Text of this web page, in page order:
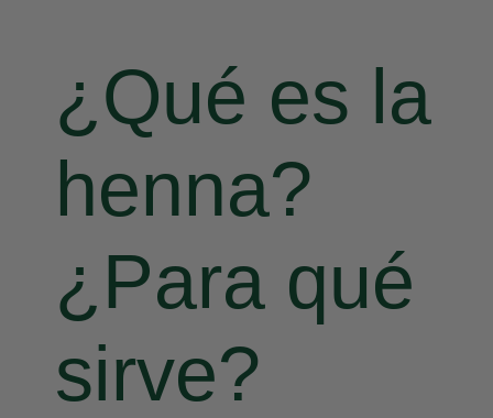
¿Qué es la
henna?
¿Para qué
sirve?